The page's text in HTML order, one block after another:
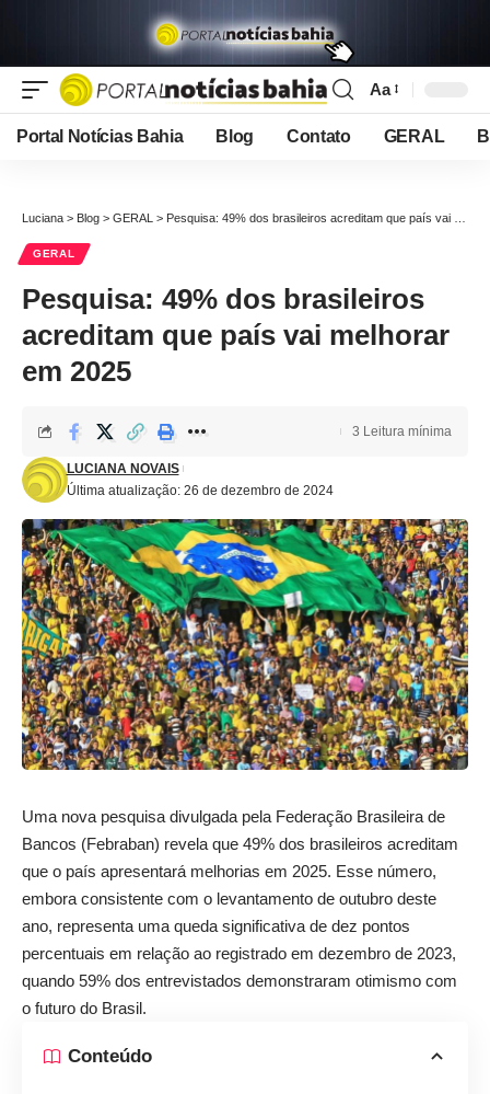
Font
Resizer
Aa
Portal Notícias Bahia Blog Contato GERAL
Luciana > Blog > GERAL > Pesquisa: 49% dos brasileiros acreditam que país vai melhorar em 2025
GERAL
Pesquisa: 49% dos brasileiros
acreditam que país vai melhorar
em 2025
Última atualização: 26 de dezembro de 2024
LUCIANA NOVAIS
3 Leitura mínima
Uma nova pesquisa divulgada pela Federação Brasileira de
Bancos (Febraban) revela que 49% dos brasileiros acreditam
que o país apresentará melhorias em 2025. Esse número,
embora consistente com o levantamento de outubro deste
ano, representa uma queda significativa de dez pontos
percentuais em relação ao registrado em dezembro de 2023,
quando 59% dos entrevistados demonstraram otimismo com
o futuro do Brasil.
Conteúdo